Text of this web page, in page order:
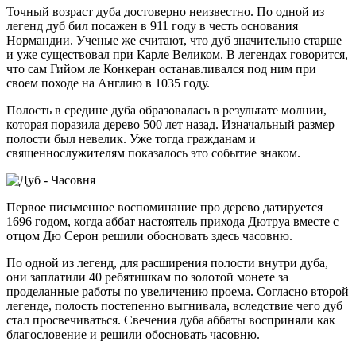
Точный возраст дуба достоверно неизвестно. По одной из
легенд дуб бил посажен в 911 году в честь основания
Нормандии. Ученые же считают, что дуб значительно старше
и уже существовал при Карле Великом. В легендах говорится,
что сам Гийом ле Конкеран останавливался под ним при
своем походе на Англию в 1035 году.
Полость в средине дуба образовалась в результате молнии,
которая поразила дерево 500 лет назад. Изначальный размер
полости был невелик. Уже тогда гражданам и
священнослужителям показалось это событие знаком.
Первое письменное воспоминание про дерево датируется
1696 годом, когда аббат настоятель прихода Дютруа вместе с
отцом Дю Серон решили обосновать здесь часовню.
По одной из легенд, для расширения полости внутри дуба,
они заплатили 40 ребятишкам по золотой монете за
проделанные работы по увеличению проема. Согласно второй
легенде, полость постепенно выгнивала, вследствие чего дуб
стал просвечиваться. Свечения дуба аббаты восприняли как
благословение и решили обосновать часовню.